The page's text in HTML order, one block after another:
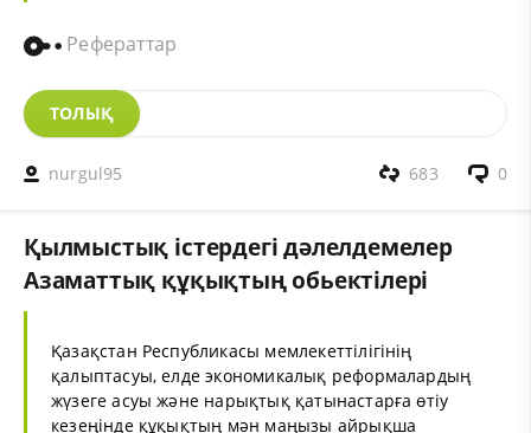
Рефераттар
ТОЛЫҚ
nurgul95 0
683
Қылмыстық істердегі дәлелдемелер
Азаматтық құқықтың обьектілері
Қазақстан Республикасы мемлекеттілігінің
қалыптасуы, елде экономикалық реформалардың
жүзеге асуы және нарықтық қатынастарға өтіу
кезеңінде құқықтың мән маңызы айрықша